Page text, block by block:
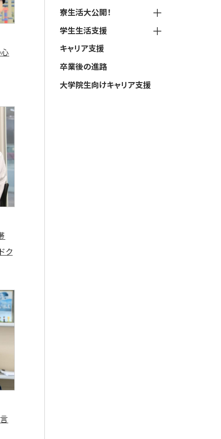
ク
寮生活大公開！
学生生活支援
キャリア支援
卒業後の進路
大学院生向けキャリア支援